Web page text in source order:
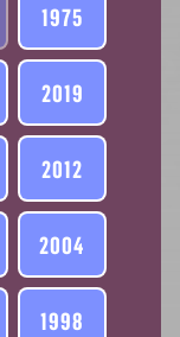
1975
2019
2012
2004
1998